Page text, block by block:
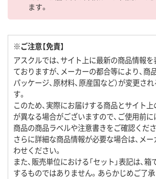
ます。
※ご注意【免責】
アスクルでは、サイト上に最新の商品情報
ておりますが、メーカーの都合等により、商品
パッケージ、原材料、原産国など）が変更さ
す。
このため、実際にお届けする商品とサイト
が異なる場合がございますので、ご使用前
商品の商品ラベルや注意書きをご確認くださ
さらに詳細な商品情報が必要な場合は、メ
わせください。
また、販売単位における「セット」表記は、
するものではありません。あらかじめご了承